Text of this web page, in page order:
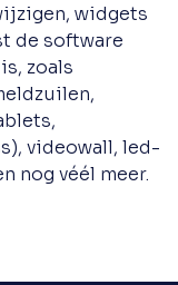
widgets
de software
zoals
videowall, led-
nog véél meer.